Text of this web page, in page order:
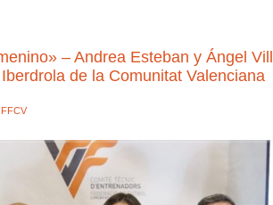
– Andrea Esteban y Ángel
de la Comunitat Valenciana
FFCV